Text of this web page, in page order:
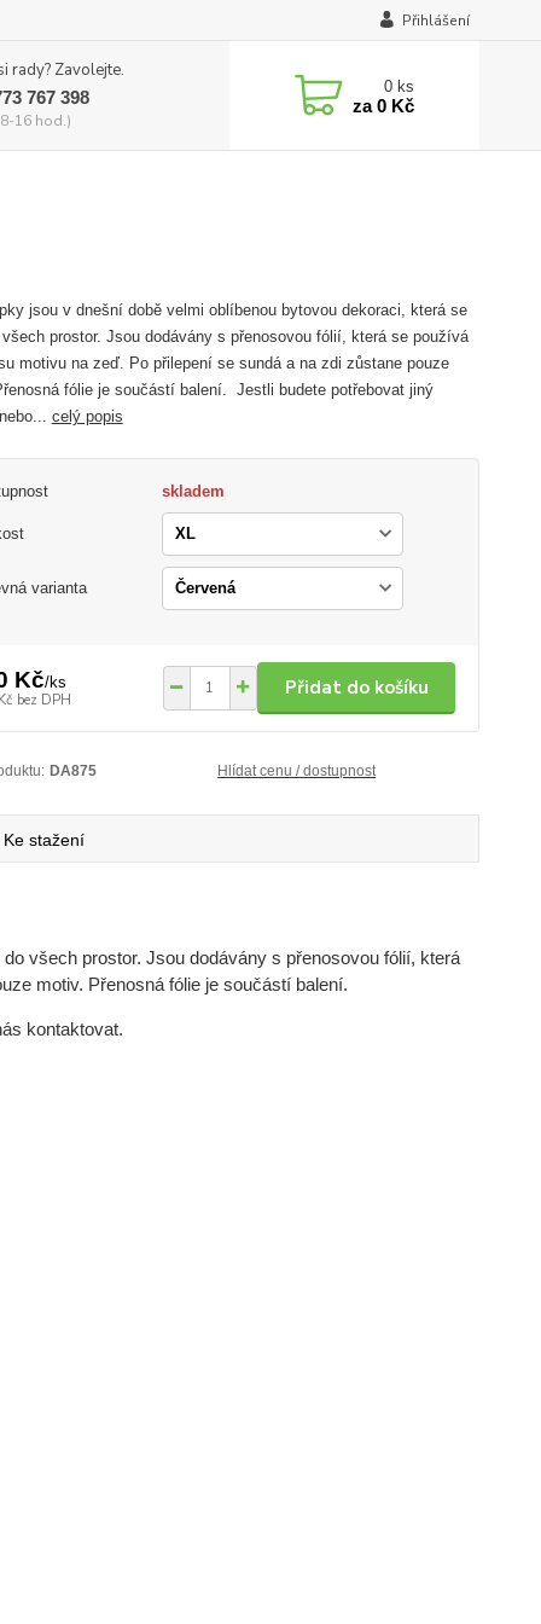
Přihlášení
rady? Zavolejte.
767 398
16 hod.)
0 ks
za0 Kč
jsou v dnešní době velmi oblíbenou bytovou dekoraci, která se
prostor. Jsou dodávány s přenosovou fólií, která se používá
motivu na zeď. Po přilepení se sundá a na zdi zůstane pouze
fólie je součástí balení. Jestli budete potřebovat jiný
celý popis
skladem
varianta
Kč/ks
bez DPH
Přidat do košíku
DA875 Hlídat cenu / dostupnost
Ke stažení
všech prostor. Jsou dodávány s přenosovou fólií, která
motiv. Přenosná fólie je součástí balení.
kontaktovat.